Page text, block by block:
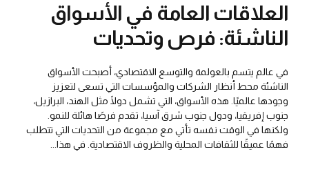
العلاقات العامة في الأسواق
الناشئة: فرص وتحديات
في عالم يتسم بالعولمة والتوسع الاقتصادي، أصبحت الأسواق
الناشئة محط أنظار الشركات والمؤسسات التي تسعى لتعزيز
وجودها عالميًا. هذه الأسواق، التي تشمل دولًا مثل الهند، البرازيل،
جنوب إفريقيا، ودول جنوب شرق آسيا، تقدم فرصًا هائلة للنمو.
ولكنها في الوقت نفسه تأتي مع مجموعة من التحديات التي تتطلب
فهمًا عميقًا للثقافات المحلية والظروف الاقتصادية. في هذا...